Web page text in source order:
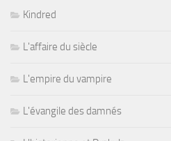
Kindred
L'affaire du siècle
L'empire du vampire
L'évangile des damnés